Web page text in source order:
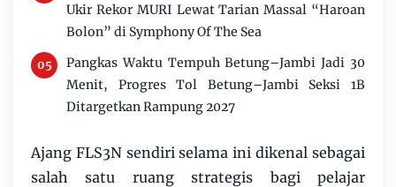
Ukir Rekor MURI Lewat Tarian Massal “Haroan
Bolon” di Symphony Of The Sea
Pangkas Waktu Tempuh Betung–Jambi Jadi 30
Menit, Progres Tol Betung–Jambi Seksi 1B
Ditargetkan Rampung 2027
Ajang FLS3N sendiri selama ini dikenal sebagai
salah satu ruang strategis bagi pelajar